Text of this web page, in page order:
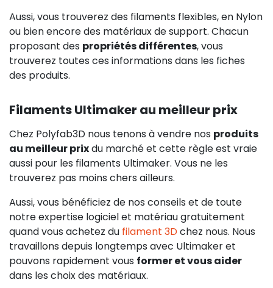
Aussi, vous trouverez des filaments flexibles, en Nylon
ou bien encore des matériaux de support. Chacun
proposant des propriétés différentes, vous
trouverez toutes ces informations dans les fiches
des produits.
Filaments Ultimaker au meilleur prix
Chez Polyfab3D nous tenons à vendre nos produits
au meilleur prixdu marché et cette règle est vraie
aussi pour les filaments Ultimaker. Vous ne les
trouverez pas moins chers ailleurs.
Aussi, vous bénéficiez de nos conseils et de toute
notre expertise logiciel et matériau gratuitement
quand vous achetez du filament 3Dchez nous. Nous
travaillons depuis longtemps avec Ultimaker et
pouvons rapidement vous former et vous aider
dans les choix des matériaux.